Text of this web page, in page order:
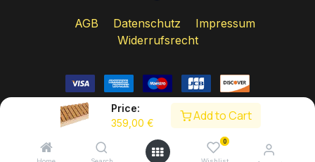
Price:
359,00 € Add to Cart
0
AGB Datenschutz
Impressum
Widerrufsrecht